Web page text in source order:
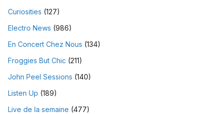
Curiosities (127)
Electro News (986)
En Concert Chez Nous (134)
Froggies But Chic (211)
John Peel Sessions (140)
Listen Up (189)
Live de la semaine (477)